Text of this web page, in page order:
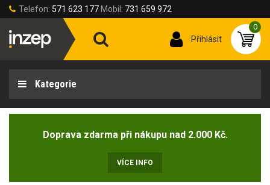
Telefon: 571 623 177 Mobil: 731 659 972
Přihlásit
0
Kategorie
Doprava zdarma při nákupu nad 2.000 Kč.
VÍCE INFO